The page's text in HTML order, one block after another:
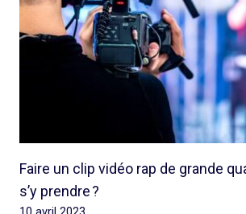
Faire un clip vidéo rap de grande
s’y prendre ?